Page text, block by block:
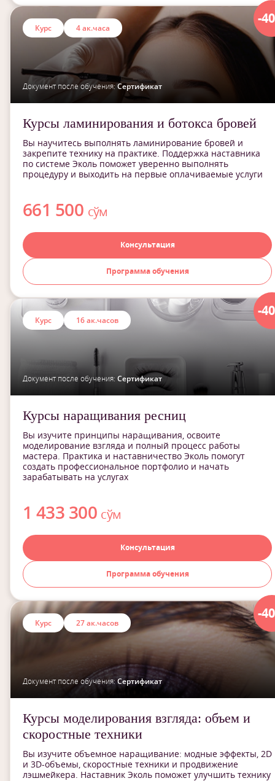
-
Курс 4 ак.часа
Документ после обучения: Сертификат
Курсы ламинирования и ботокса бровей
Вы научитесь выполнять ламинирование бровей и
закрепите технику на практике. Поддержка наставника
по системе Эколь поможет уверенно выполнять
процедуру и выходить на первые оплачиваемые услуги
661 500 сўм
Консультация
Программа обучения
-
Курс 16 ак.часов
Документ после обучения: Сертификат
Курсы наращивания ресниц
Вы изучите принципы наращивания, освоите
моделирование взгляда и полный процесс работы
мастера. Практика и наставничество Эколь помогут
создать профессиональное портфолио и начать
зарабатывать на услугах
1 433 300 сўм
Консультация
Программа обучения
-
Курс 27 ак.часов
Документ после обучения:Сертификат
Курсы моделирования взгляда: объем и
скоростные техники
Вы изучите объемное наращивание: модные эффекты, 2D
и 3D-объемы, скоростные техники и продвижение
лэшмейкера. Наставник Эколь поможет улучшить технику